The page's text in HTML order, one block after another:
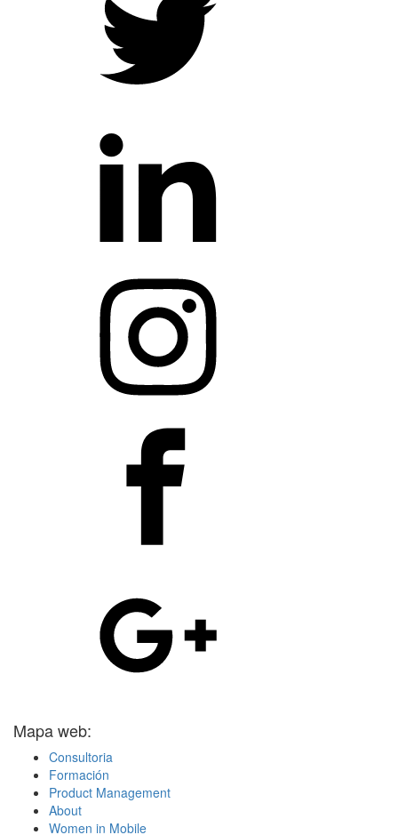
Mapa web:
Consultoria
Formación
Product Management
About
Women in Mobile